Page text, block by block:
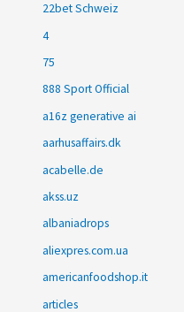
22bet Schweiz
4
75
888 Sport Official
a16z generative ai
aarhusaffairs.dk
acabelle.de
akss.uz
albaniadrops
aliexpres.com.ua
americanfoodshop.it
articles